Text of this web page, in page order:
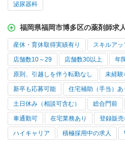
泌尿器科
福岡県福岡市博多区の薬剤師求
産休・育休取得実績有り スキルアッ
店舗数10～29 店舗数30以上 年
原則、引越しを伴う転勤なし 未経験
新卒も応募可能 住宅補助（手当）あ
土日休み（相談可含む） 総合門前
車通勤可 在宅業務あり 登録販売
ハイキャリア 積極採用中の求人